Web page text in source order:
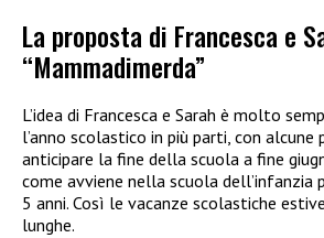
La proposta di Francesca e
“Mammadimerda”
L’idea di Francesca e Sarah è molto
l’anno scolastico in più parti, con alcune
anticipare la fine della scuola a fine
come avviene nella scuola dell’infanzia
5 anni. Così le vacanze scolastiche
lunghe.